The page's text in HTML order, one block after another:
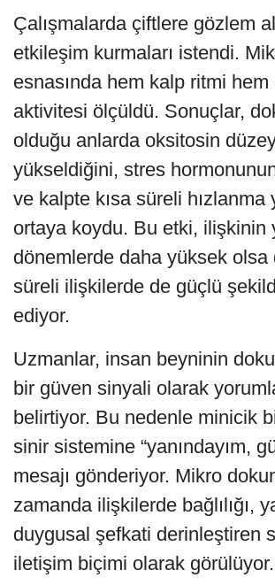
Çalışmalarda çiftlere gözlem
etkileşim kurmaları istendi.
esnasında hem kalp ritmi
aktivitesi ölçüldü. Sonuçlar,
olduğu anlarda oksitosin
yükseldiğini, stres
ve kalpte kısa süreli hızlanma
ortaya koydu. Bu etki, ilişkinin
dönemlerde daha yüksek olsa
süreli ilişkilerde de güçlü
ediyor.
Uzmanlar, insan beyninin
bir güven sinyali olarak
belirtiyor. Bu nedenle minicik
sinir sistemine “yanındayım,
mesajı gönderiyor. Mikro
zamanda ilişkilerde bağlılığı,
duygusal şefkati derinleştiren
iletişim biçimi olarak görülüyor.